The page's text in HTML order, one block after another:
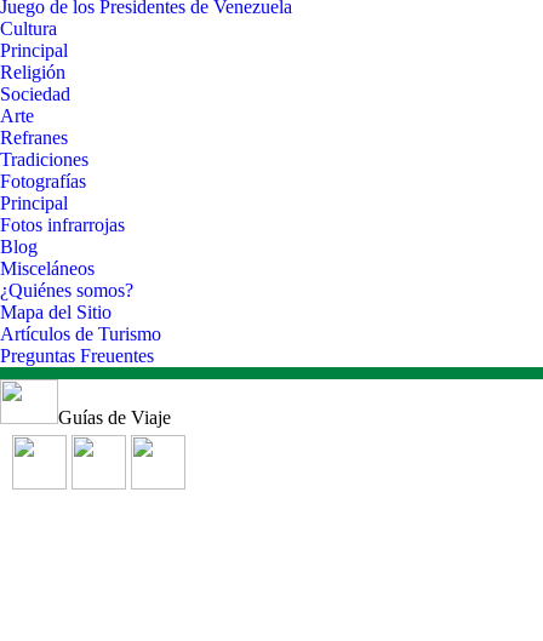
Juego de los Presidentes de Venezuela
Cultura
Principal
Religión
Sociedad
Arte
Refranes
Tradiciones
Fotografías
Principal
Fotos infrarrojas
Blog
Misceláneos
¿Quiénes somos?
Mapa del Sitio
Artículos de Turismo
Preguntas Freuentes
Guías de Viaje